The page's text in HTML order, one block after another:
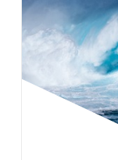
Aller